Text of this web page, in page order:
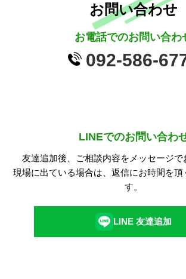
お問い合わせ
お電話でのお問い合わ
092-586-
LINEでのお問い合わ
友達追加後、ご相談内容をメッセージで
現場に出ている場合は、返信にお時間を頂
す。
LINE 友達追加